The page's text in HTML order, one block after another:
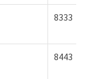
8333
8443